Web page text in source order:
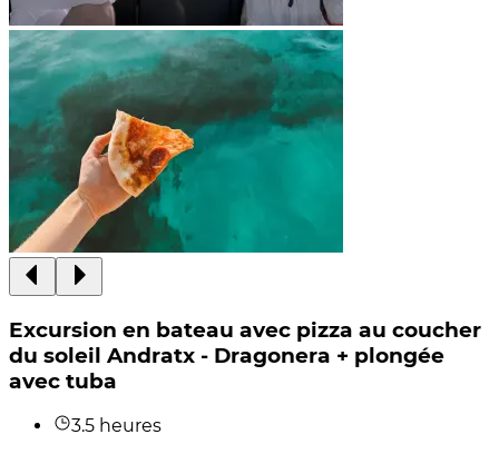
Excursion en bateau avec pizza au coucher
du soleil Andratx - Dragonera + plongée
avec tuba
3.5 heures